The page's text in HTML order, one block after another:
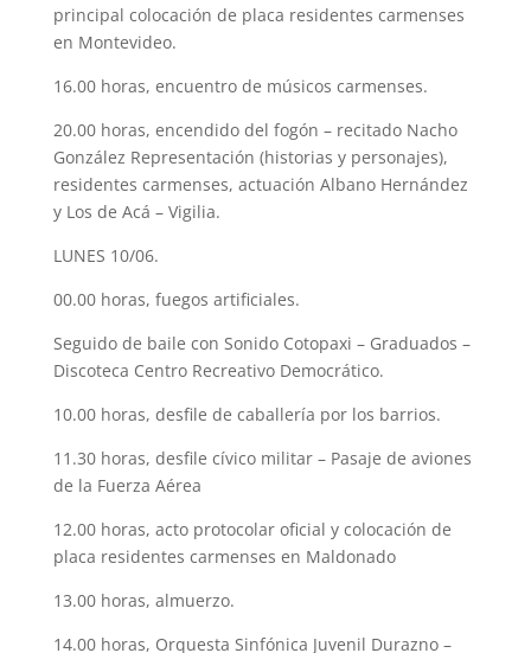
principal colocación de placa residentes carmenses
en Montevideo.
16.00 horas, encuentro de músicos carmenses.
20.00 horas, encendido del fogón – recitado Nacho
González Representación (historias y personajes),
residentes carmenses, actuación Albano Hernández
y Los de Acá – Vigilia.
LUNES 10/06.
00.00 horas, fuegos artificiales.
Seguido de baile con Sonido Cotopaxi – Graduados –
Discoteca Centro Recreativo Democrático.
10.00 horas, desfile de caballería por los barrios.
11.30 horas, desfile cívico militar – Pasaje de aviones
de la Fuerza Aérea
12.00 horas, acto protocolar oficial y colocación de
placa residentes carmenses en Maldonado
13.00 horas, almuerzo.
14.00 horas, Orquesta Sinfónica Juvenil Durazno –